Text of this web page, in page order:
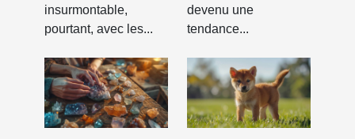
insurmontable,
pourtant, avec les...
devenu une
tendance...